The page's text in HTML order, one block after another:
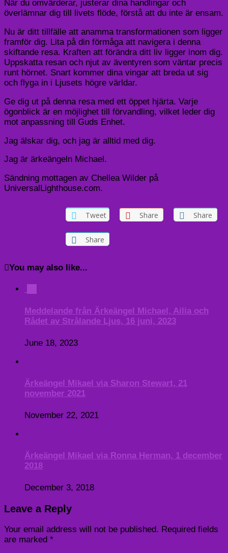
När du omvärderar, justerar dina handlingar och
överlämnar dig till livets flöde, förstå att du inte är ensam.
Nu är ditt tillfälle att anamma transformationen som ligger
framför dig. Lita på din förmåga att navigera i denna
skiftande resa. Kraften att förändra ditt liv ligger inom dig.
Uppskatta resan och njut av äventyren som väntar precis
runt hörnet. Snart kommer dina vingar att breda ut sig
och flyga in i Ljusets högre världar.
Ge dig ut på denna resa med ett öppet hjärta. Varje
ögonblick är en möjlighet till förvandling, vilket leder dig
mot anpassning till Guds Enhet.
Jag älskar dig, och jag är alltid med dig.
Jag är ärkeängeln Michael.
Sändning mottagen av Chellea Wilder på
UniversalLighthouse.com.
Tweet Share Share
Share
You may also like...
Meddelande från Ärkeängel Michael, Ailia och
Rådet av Strålande Ljus, 16 juni, 2023
June 18, 2023
Ärkeängel Mikael via Sharon Stewart, 21
november 2021
November 22, 2021
Ärkeängel Mikael via Ronna Herman, 1 december
2018
December 3, 2018
Leave a Reply
Your email address will not be published. Required fields
are marked *